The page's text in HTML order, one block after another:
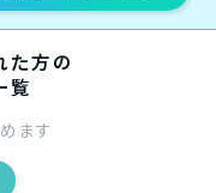
た方の
覧
ます